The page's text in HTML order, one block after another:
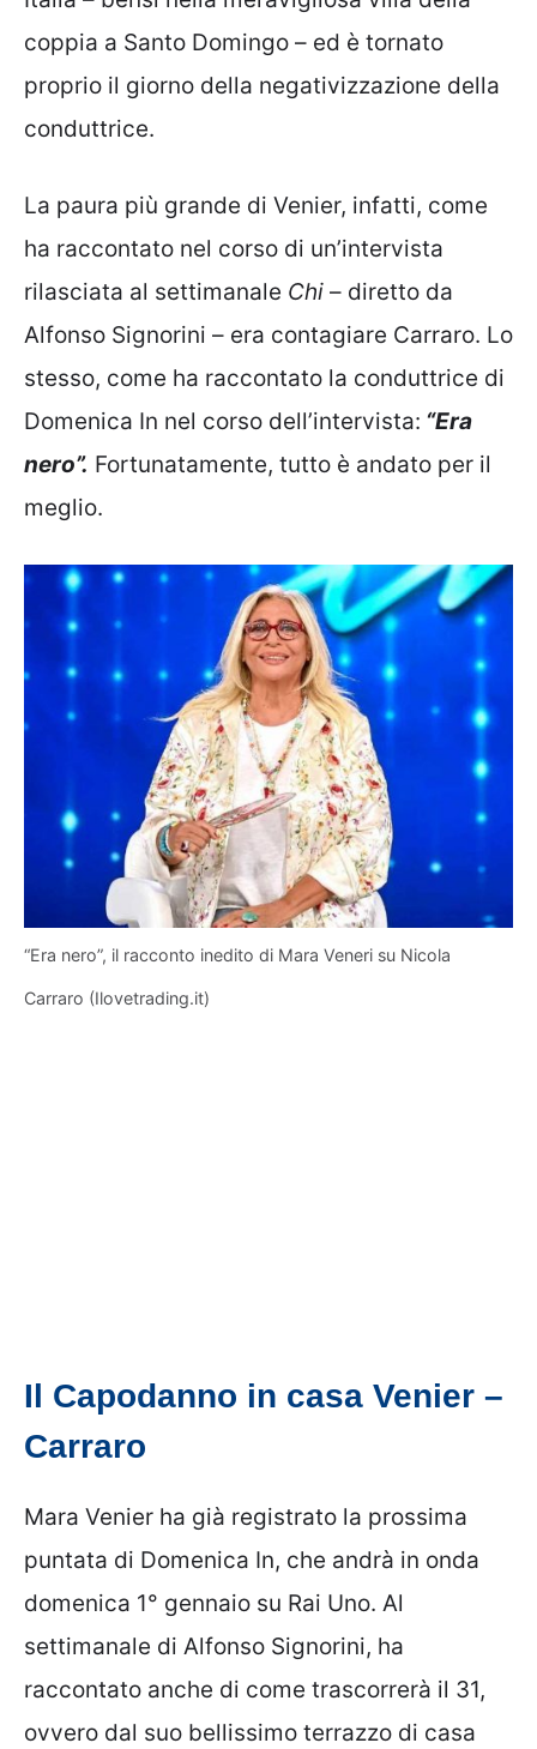
coppia a Santo Domingo – ed è tornato
proprio il giorno della negativizzazione della
conduttrice.
La paura più grande di Venier, infatti, come
ha raccontato nel corso di un’intervista
rilasciata al settimanale Chi – diretto da
Alfonso Signorini – era contagiare Carraro. Lo
stesso, come ha raccontato la conduttrice di
Domenica In nel corso dell’intervista: “Era
nero”. Fortunatamente, tutto è andato per il
meglio.
“Era nero”, il racconto inedito di Mara Veneri su Nicola
Carraro (Ilovetrading.it)
Il Capodanno in casa Venier –
Carraro
Mara Venier ha già registrato la prossima
puntata di Domenica In, che andrà in onda
domenica 1° gennaio su Rai Uno. Al
settimanale di Alfonso Signorini, ha
raccontato anche di come trascorrerà il 31,
ovvero dal suo bellissimo terrazzo di casa